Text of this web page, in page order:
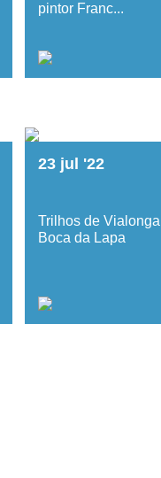
pintor Franc...
23 jul '22
Trilhos de Vialonga |
Boca da Lapa